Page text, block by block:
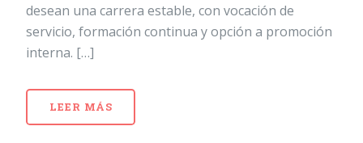
desean una carrera estable, con vocación de
servicio, formación continua y opción a promoción
interna. […]
LEER MÁS